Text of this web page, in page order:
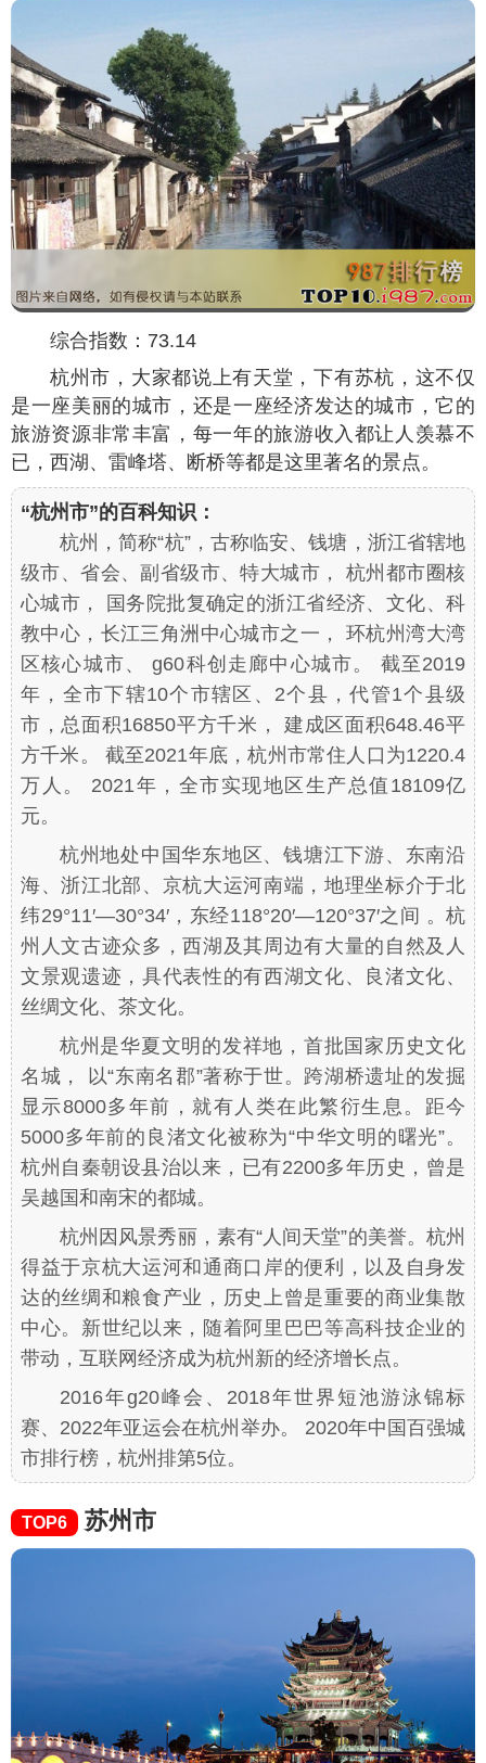
综合指数：73.14
杭州市，大家都说上有天堂，下有苏杭，这不仅
是一座美丽的城市，还是一座经济发达的城市，它的
旅游资源非常丰富，每一年的旅游收入都让人羡慕不
已，西湖、雷峰塔、断桥等都是这里著名的景点。
“杭州市”的百科知识：
杭州，简称“杭”，古称临安、钱塘，浙江省辖地
级市、省会、副省级市、特大城市， 杭州都市圈核
心城市， 国务院批复确定的浙江省经济、文化、科
教中心，长江三角洲中心城市之一， 环杭州湾大湾
区核心城市、 g60科创走廊中心城市。 截至2019
年，全市下辖10个市辖区、2个县，代管1个县级
市，总面积16850平方千米， 建成区面积648.46平
方千米。 截至2021年底，杭州市常住人口为1220.4
万人。 2021年，全市实现地区生产总值18109亿
元。
杭州地处中国华东地区、钱塘江下游、东南沿
海、浙江北部、京杭大运河南端，地理坐标介于北
纬29°11′—30°34′，东经118°20′—120°37′之间 。杭
州人文古迹众多，西湖及其周边有大量的自然及人
文景观遗迹，具代表性的有西湖文化、良渚文化、
丝绸文化、茶文化。
杭州是华夏文明的发祥地，首批国家历史文化
名城， 以“东南名郡”著称于世。跨湖桥遗址的发掘
显示8000多年前，就有人类在此繁衍生息。距今
5000多年前的良渚文化被称为“中华文明的曙光”。
杭州自秦朝设县治以来，已有2200多年历史，曾是
吴越国和南宋的都城。
杭州因风景秀丽，素有“人间天堂”的美誉。杭州
得益于京杭大运河和通商口岸的便利，以及自身发
达的丝绸和粮食产业，历史上曾是重要的商业集散
中心。新世纪以来，随着阿里巴巴等高科技企业的
带动，互联网经济成为杭州新的经济增长点。
2016年g20峰会、2018年世界短池游泳锦标
赛、2022年亚运会在杭州举办。 2020年中国百强城
市排行榜，杭州排第5位。
TOP6 苏州市